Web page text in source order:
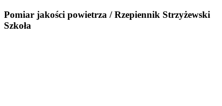
Pomiar jakości powietrza / Rzepiennik Strzyżewski
Szkoła